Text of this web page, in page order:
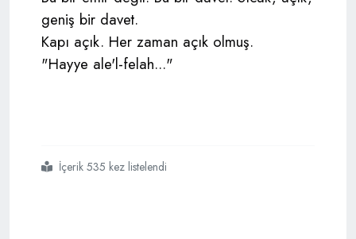
geniş bir davet.
Kapı açık. Her zaman açık olmuş.
"Hayye ale'l-felah..."
#2026
#dünya
#kupası
#büyük
#oyun
#başlıyorİçerik 535 kez listelendi